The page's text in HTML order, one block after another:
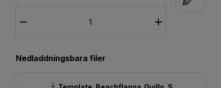
Nedladdningsbara filer